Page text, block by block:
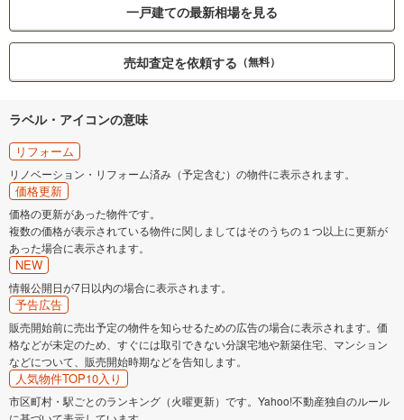
一戸建ての最新相場を見る
売却査定を依頼する （無料）
ラベル・アイコンの意味
リフォーム
リノベーション・リフォーム済み（予定含む）の物件に表示されます。
価格更新
価格の更新があった物件です。
複数の価格が表示されている物件に関しましてはそのうちの１つ以上に更新が
あった場合に表示されます。
NEW
情報公開日が7日以内の場合に表示されます。
予告広告
販売開始前に売出予定の物件を知らせるための広告の場合に表示されます。価
格などが未定のため、すぐには取引できない分譲宅地や新築住宅、マンション
などについて、販売開始時期などを告知します。
人気物件TOP10入り
市区町村・駅ごとのランキング（火曜更新）です。Yahoo!不動産独自のルール